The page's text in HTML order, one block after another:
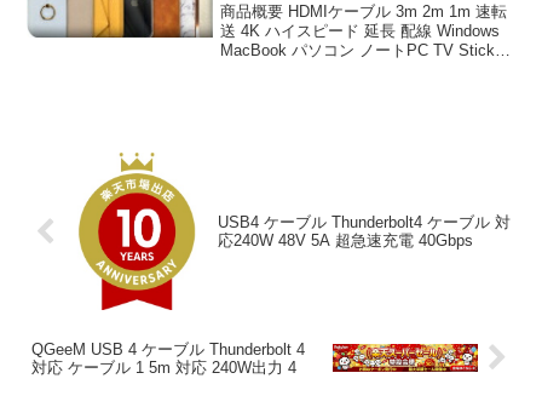
商品概要 HDMIケーブル 3m 2m 1m 速転
送 4K ハイスピード 延長 配線 Windows
MacBook パソコン ノートPC TV Stick
USB4 ケーブル Thunderbolt4 ケーブル 対
応240W 48V 5A 超急速充電 40Gbps
QGeeM USB 4 ケーブル Thunderbolt 4
対応 ケーブル 1 5m 対応 240W出力 4